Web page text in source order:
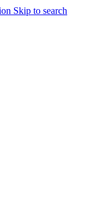
Skip to search